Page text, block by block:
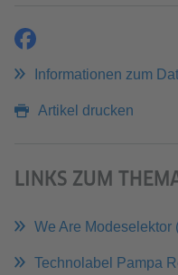
teilen
Informationen zum
Artikel drucken
LINKS ZUM
We Are Modeselektor
Technolabel Pampa